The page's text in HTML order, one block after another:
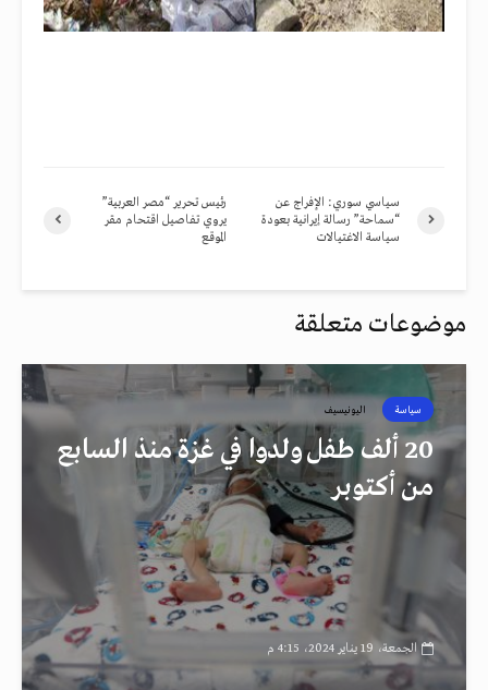
رئيس تحرير “مصر العربية”
يروي تفاصيل اقتحام مقر
الموقع
سياسي سوري: الإفراج عن
“سماحة” رسالة إيرانية بعودة
سياسة الاغتيالات
موضوعات متعلقة
سياسة اليونيسيف
20 ألف طفل ولدوا في غزة منذ السابع
من أكتوبر
الجمعة، 19 يناير 2024، 4:15 م